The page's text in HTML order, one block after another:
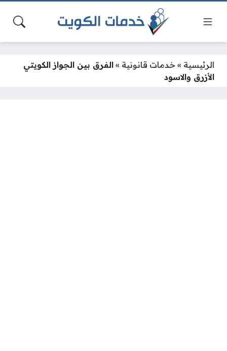
الرئيسية » خدمات قانونية » الفرق بين الجواز الكويتي
الأزرق والاسود